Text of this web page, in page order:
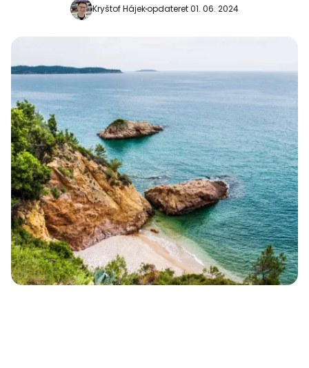
Kryštof Hájekopdateret 01. 06. 2024
Fortsæt med e-mail